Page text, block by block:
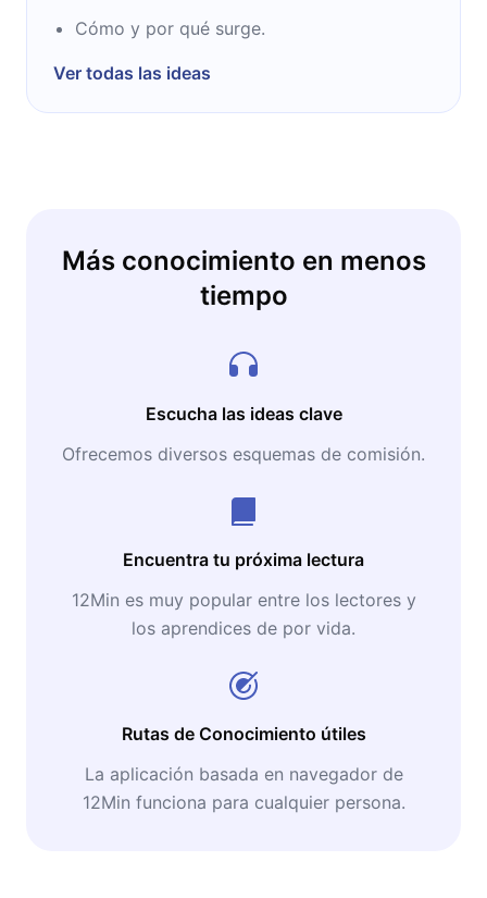
Cómo y por qué surge.
Ver todas las ideas
Más conocimiento en menos
tiempo
Escucha las ideas clave
Ofrecemos diversos esquemas de comisión.
Encuentra tu próxima lectura
12Min es muy popular entre los lectores y
los aprendices de por vida.
Rutas de Conocimiento útiles
La aplicación basada en navegador de
12Min funciona para cualquier persona.